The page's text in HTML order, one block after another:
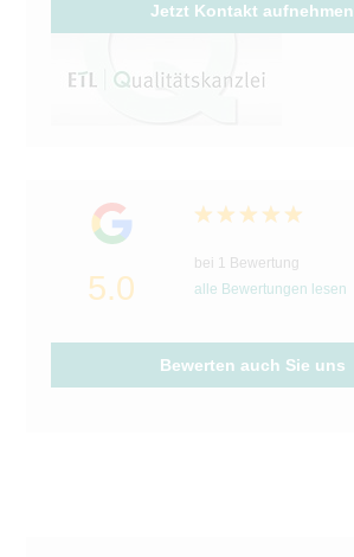
Jetzt Kontakt aufnehmen
5.0
bei 1 Bewertung
alle Bewertungen lesen
Bewerten auch Sie uns